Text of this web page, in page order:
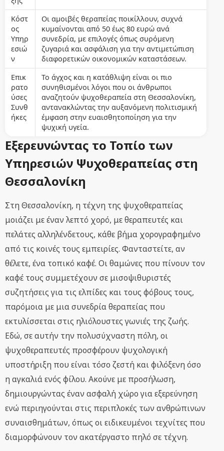
Κόστ
ος
Υπηρ
εσιώ
ν
Οι αμοιβές θεραπείας ποικίλλουν, συχνά
κυμαίνονται από 50 έως 80 ευρώ ανά
συνεδρία, με επιλογές όπως συρόμενη
ζυγαριά και ασφάλιση για την αντιμετώπιση
διαφορετικών οικονομικών καταστάσεων.
Επικ
ρατο
ύσες
Συνθ
ήκες
Το άγχος και η κατάθλιψη είναι οι πιο
συνηθισμένοι λόγοι που οι άνθρωποι
αναζητούν ψυχοθεραπεία στη Θεσσαλονίκη,
αντανακλώντας την αυξανόμενη πολιτισμική
έμφαση στην ευαισθητοποίηση για την
ψυχική υγεία.
Εξερευνώντας το Τοπίο των
Υπηρεσιών Ψυχοθεραπείας στη
Θεσσαλονίκη
Στη Θεσσαλονίκη, η τέχνη της ψυχοθεραπείας
μοιάζει με έναν λεπτό χορό, με θεραπευτές και
πελάτες αλληλένδετους, κάθε βήμα χορογραφημένο
από τις κοινές τους εμπειρίες. Φανταστείτε, αν
θέλετε, ένα τοπικό καφέ. Οι θαμώνες που πίνουν τον
καφέ τους συμμετέχουν σε μισοψιθυριστές
συζητήσεις για τις ελπίδες και τους φόβους τους,
παρόμοια με μια συνεδρία θεραπείας που
εκτυλίσσεται στις ηλιόλουστες γωνιές της ζωής.
Εδώ, σε αυτήν την πολυσύχναστη πόλη, οι
ψυχοθεραπευτές προσφέρουν ψυχολογική
υποστήριξη που είναι τόσο ζεστή και φιλόξενη όσο
η αγκαλιά ενός φίλου. Ακούνε με προσήλωση,
δημιουργώντας έναν ασφαλή χώρο για εξερεύνηση
ενώ περιηγούνται στις περιπλοκές των ανθρώπινων
συναισθημάτων, όπως οι ειδικευμένοι τεχνίτες που
διαμορφώνουν τον ακατέργαστο πηλό σε τέχνη.